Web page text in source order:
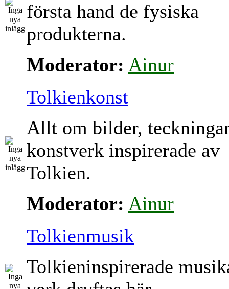
första hand de fysiska
produkterna.
Moderator: Ainur
Tolkienkonst
Allt om bilder,
konstverk inspirerade av
Tolkien.
Moderator: Ainur
Tolkienmusik
Tolkieninspirerade